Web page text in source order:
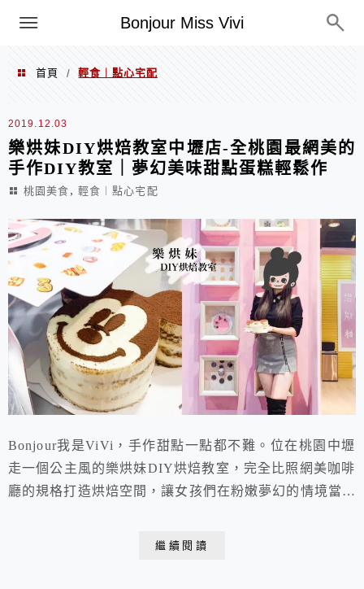
Bonjour Miss Vivi
選單
首頁 / 輕食︱點心宅配
輕食︱點心宅配
2019.12.03
樂烘妹DIY烘焙教室中壢店-全桃園最網美的
手作DIY教室｜夢幻美味甜點蛋糕輕鬆作
桃園美食 , 輕食︱點心宅配
Bonjour我是ViVi，手作甜點一點都不難。位在桃園中壢
走一個公主風的樂烘妹DIY烘焙教室，完全比照網美咖啡
廳的規格打造烘焙空間，讓女孩們在粉嫩夢幻的情境當個
繼續閱讀